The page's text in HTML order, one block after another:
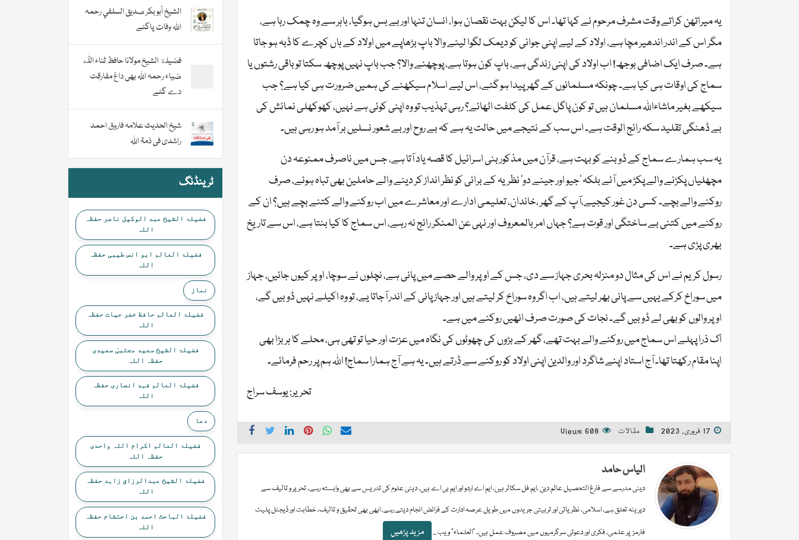
یہ میراتھن کراتے وقت مشرف مرحوم نے کہا تھا۔ اس کا لیکن بہت نقصان ہوا، انسان تنہا اور بے بس ہوگیا، باہر سے وہ چمک رہا ہے،
مگر اس کے اندر اندھیر مچا ہے، اولاد کے لیے اپنی جوانی کو دیمک لگوا لینے والا باپ بڑھاپے میں اولاد کے ہاں کچرے کا ڈبہ ہو جاتا
ہے۔ صرف ایک اضافی بوجھ! اب اولاد کی اپنی زندگی ہے، باپ کون ہوتا ہے، پوچھنے والا؟ جب باپ نہیں پوچھ سکتا تو باقی رشتوں یا
سماج کی اوقات ہی کیا ہے۔ چونکہ مسلمانوں کے گھر پیدا ہو گئے، اس لیے اسلام سیکھنے کی ہمیں ضرورت ہی کیا ہے؟ جب
سیکھے بغیر ماشاءاللہ مسلمان ہیں تو کون پاگل عمل کی کلفت اٹھائے؟ رہی تہذیب تو وہ اپنی کوئی ہے نہیں، کھوکھلی نمائش کی
بے ڈھنگی تقلید سکہ رائج الوقت ہے۔ اس سب کے نتیجے میں حالت یہ ہے کہ بے روح اور بے شعور نسلیں بر آمد ہو رہی ہیں۔
یہ سب ہمارے سماج کے ڈوبنے کو بہت ہے، قرآن میں مذکور بنی اسرائیل کا قصہ یاد آتا ہے، جس میں ناصرف ممنوعہ دن
مچھلیاں پکڑنے والے پکڑ میں آئے بلکہ ‘جیو اور جینے دو’ نظریہ کے برائی کو نظر انداز کر دینے والے حاملین بھی تباہ ہوئے، صرف
روکنے والے بچے۔ کسی دن غور کیجیے،آپ کے گھر ،خاندان، تعلیمی ادارے اور معاشرے میں اب روکنے والے کتنے بچے ہیں؟ ان کے
روکنے میں کتنی بے ساختگی اور قوت ہے؟ جہاں امر بالمعروف اور نہی عن المنکر رائج نہ رہے، اس سماج کا کیا بنتا ہے، اس سے تاریخ
بھری پڑی ہے۔
رسول کریم نے اس کی مثال دو منزلہ بحری جہاز سے دی، جس کے اوپر والے حصے میں پانی ہے، نچلوں نے سوچا، اوپر کیوں جائیں، جہاز
میں سوراخ کرکے یہیں سے پانی بھر لیتے ہیں، اب اگر وہ سوراخ کر لیتے ہیں اور جہاز پانی کے اندر آجاتا یے، تو وہ اکیلے نہیں ڈوبیں گے،
اوپر والوں کو بھی لے ڈوبیں گے۔ نجات کی صورت صرف انھیں روکنے میں ہے۔
اک ذرا پہلے اس سماج میں روکنے والے بہت تھے، گھر کے بڑوں کی چھوٹوں کی نگاہ میں عزت اور حیا تو تھی ہی، محلے کا ہر بڑا بھی
اپنا مقام رکھتا تھا۔ آج استاد اپنے شاگرد اور والدین اپنی اولاد کو روکنے سے ڈرتے ہیں۔ یہ ہے آج ہمارا سماج! اللہ ہم پر رحم فرمائے۔
تحریر: یوسف سراج
17 فروری, 2023 مقالات 608 Views
الیاس حامد
دینی مدرسے سے فارغ التحصیل عالم دین ،ایم فل سکالر ہیں، ایم اے اردو اور ایم بی اے ہیں، دینی علوم کی تدریس سے بھی وابستہ رہے۔ تحریر و تالیف سے
دیرینہ تعلق ہے، اسلامی، نظریاتی اور تربیتی جریدوں میں طویل عرصہ ادارت کے فرائض انجام دیتے رہے، ابھی بھی تحقیق و تالیف، خطابت اور ڈیجٹل پلیٹ
فارمز پر علمی، فکری اور دعوتی سرگرمیوں میں مصروف عمل ہیں۔ "العلماء" ویب ...
مزید پڑھیں
الشيخ أبو بكر صديق السلفي رحمہ
اللہ وفات پاگئے
فضیلة الشيخ مولانا حافظ ثناء اللّٰه
ضیاء رحمہ اللہ بھی داغ مفارقت
دے گئے
شیخ الحدیث علامہ فاروق احمد
راشدی فی ذمۃ اللہ
ٹرینڈنگ
فضیلۃ الشیخ عبد الوکیل ناصر حفظہ
اللہ
فضیلۃ العالم ابو انس طیبی حفظہ
اللہ
نماز
فضیلۃ العالم حافظ خضر حیات حفظہ
اللہ
فضیلۃ الشیخ سعید مجتبیٰ سعیدی
حفظہ اللہ
فضیلۃ العالم فہد انصاری حفظہ
اللہ
دعا
فضیلۃ العالم اکرام اللہ واحدی
حفظہ اللہ
فضیلۃ الشیخ عبدالرزاق زاہد حفظہ
اللہ
فضیلۃ الباحث احمد بن احتشام حفظہ
اللہ